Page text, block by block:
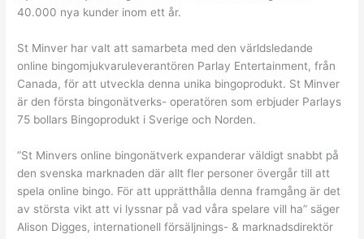
40.000 nya kunder inom ett år.
St Minver har valt att samarbeta med den världsledande
online bingomjukvaruleverantören Parlay Entertainment, från
Canada, för att utveckla denna unika bingoprodukt. St Minver
är den första bingonätverks- operatören som erbjuder Parlays
75 bollars Bingoprodukt i Sverige och Norden.
”St Minvers online bingonätverk expanderar väldigt snabbt på
den svenska marknaden där allt fler personer övergår till att
spela online bingo. För att upprätthålla denna framgång är det
av största vikt att vi lyssnar på vad våra spelare vill ha” säger
Alison Digges, internationell försäljnings- & marknadsdirektör